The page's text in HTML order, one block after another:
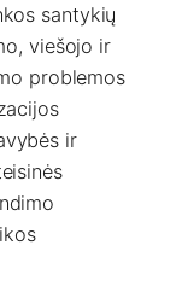
santykių
viešojo ir
problemos
ir